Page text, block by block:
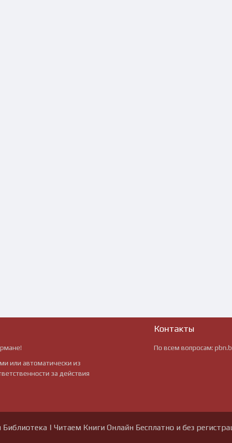
или автоматически из
за действия
Контакты
По всем вопросам:
| Читаем Книги Онлайн Бесплатно и без